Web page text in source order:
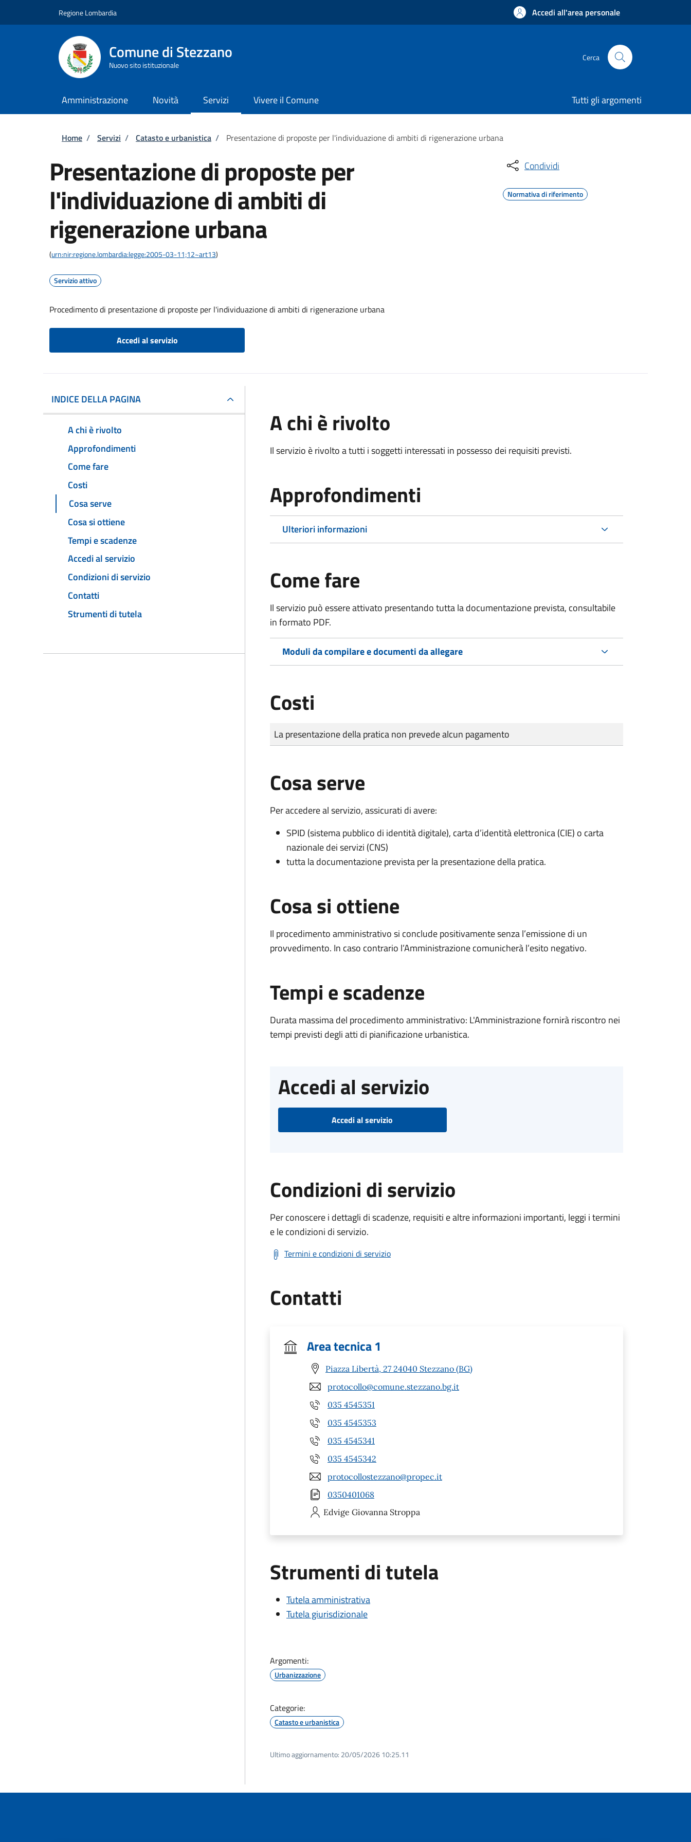
Regione Lombardia Accedi all'area personale
Comune di Stezzano
Nuovo sito istituzionale
Cerca
Amministrazione Novità Servizi Vivere il Comune Tutti gli argomenti
Briciole di pane
Home / Servizi / Catasto e urbanistica / Presentazione di proposte per l'individuazione di ambiti di rigenerazione urbana
Presentazione di proposte per
l'individuazione di ambiti di
rigenerazione urbana
(urn:nir:regione.lombardia:legge:2005-03-11;12~art13)
Servizio attivo
Procedimento di presentazione di proposte per l'individuazione di ambiti di rigenerazione urbana
Accedi al servizio
Condividi
Normativa di riferimento
INDICE DELLA PAGINA
A chi è rivolto
Approfondimenti
Come fare
Costi
Cosa serve
Cosa si ottiene
Tempi e scadenze
Accedi al servizio
Condizioni di servizio
Contatti
Strumenti di tutela
A chi è rivolto
Il servizio è rivolto a tutti i soggetti interessati in possesso dei requisiti previsti.
Approfondimenti
Ulteriori informazioni
Come fare
Il servizio può essere attivato presentando tutta la documentazione prevista, consultabile
in formato PDF.
Moduli da compilare e documenti da allegare
Costi
Tipo di pagamento
Importo
La presentazione della pratica non prevede alcun pagamento
Cosa serve
Per accedere al servizio, assicurati di avere:
SPID (sistema pubblico di identità digitale), carta d’identità elettronica (CIE) o carta
nazionale dei servizi (CNS)
tutta la documentazione prevista per la presentazione della pratica.
Cosa si ottiene
Il procedimento amministrativo si conclude positivamente senza l’emissione di un
provvedimento. In caso contrario l’Amministrazione comunicherà l’esito negativo.
Tempi e scadenze
Durata massima del procedimento amministrativo: L'Amministrazione fornirà riscontro nei
tempi previsti degli atti di pianificazione urbanistica.
Accedi al servizio
Accedi al servizio
Condizioni di servizio
Per conoscere i dettagli di scadenze, requisiti e altre informazioni importanti, leggi i termini
e le condizioni di servizio.
Termini e condizioni di servizio
Contatti
Area tecnica 1
Piazza Libertà, 27 24040 Stezzano (BG)
protocollo@comune.stezzano.bg.it
035 4545351
035 4545353
035 4545341
035 4545342
protocollostezzano@propec.it
0350401068
Edvige Giovanna Stroppa
Strumenti di tutela
Tutela amministrativa
Tutela giurisdizionale
Argomenti:
Urbanizzazione
Categorie:
Catasto e urbanistica
Ultimo aggiornamento: 20/05/2026 10:25.11